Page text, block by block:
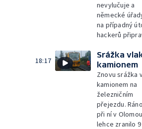
nevylučuje a
německé
na případný
hackerů
18:17
Srážka
kamionem
Znovu srážka
kamionem na
železničním
přejezdu.
při ní v
lehce zranilo 9